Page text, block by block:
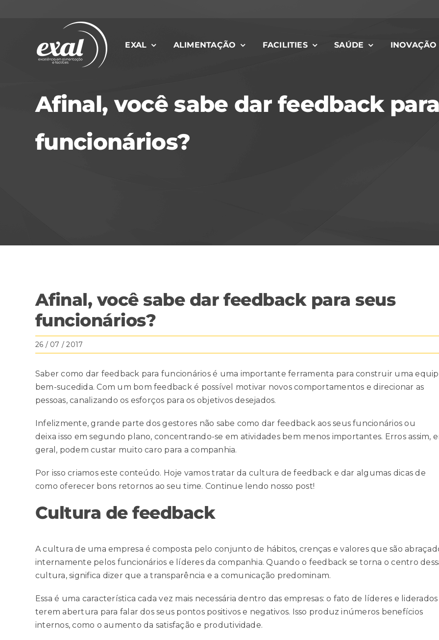
conteúdo
EXAL ALIMENTAÇÃO FACILITIES SAÚDE INOVAÇÃO
Afinal, você sabe dar feedback
funcionários?
Larger
Image
Afinal, você sabe dar feedback para seus
funcionários?
26 / 07 / 2017
Saber como dar feedback para funcionários é uma importante ferramenta para construir uma
bem-sucedida. Com um bom feedback é possível motivar novos comportamentos e direcionar as
pessoas, canalizando os esforços para os objetivos desejados.
Infelizmente, grande parte dos gestores não sabe como dar feedback aos seus funcionários ou
deixa isso em segundo plano, concentrando-se em atividades bem menos importantes. Erros assim,
geral, podem custar muito caro para a companhia.
Por isso criamos este conteúdo. Hoje vamos tratar da cultura de feedback e dar algumas dicas de
como oferecer bons retornos ao seu time. Continue lendo nosso post!
Cultura de feedback
A cultura de uma empresa é composta pelo conjunto de hábitos, crenças e valores que são
internamente pelos funcionários e líderes da companhia. Quando o feedback se torna o centro
cultura, significa dizer que a transparência e a comunicação predominam.
Essa é uma característica cada vez mais necessária dentro das empresas: o fato de líderes e liderados
terem abertura para falar dos seus pontos positivos e negativos. Isso produz inúmeros benefícios
internos, como oaumento da satisfação e produtividade.